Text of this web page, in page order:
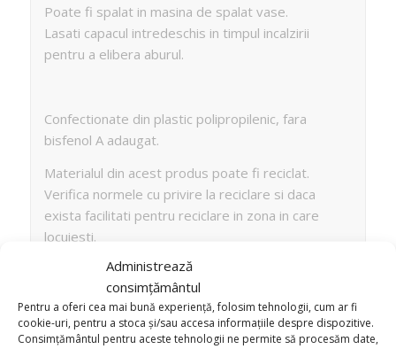
Administrează
consimțământul
Pentru a oferi cea mai bună experiență, folosim tehnologii, cum ar fi
cookie-uri, pentru a stoca și/sau accesa informațiile despre dispozitive.
Consimțământul pentru aceste tehnologii ne permite să procesăm date,
Poate fi spalat in masina de spalat vase.
Lasati capacul intredeschis in timpul incalzirii
pentru a elibera aburul.
Confectionate din plastic polipropilenic, fara
bisfenol A adaugat.
Materialul din acest produs poate fi reciclat.
Verifica normele cu privire la reciclare si daca
exista facilitati pentru reciclare in zona in care
locuiesti.
CARACTERISTICI GENERALE
Compozitie Plastic